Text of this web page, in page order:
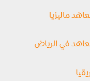
ماليزيا
في الرياض